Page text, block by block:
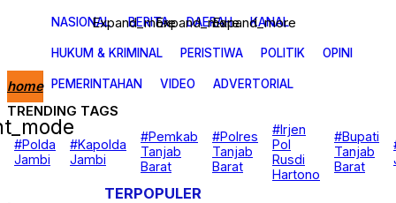
NASIONAL BERITA
Expand_more DAERAH
Expand_more KANAL
Expand_more
HUKUM & KRIMINAL PERISTIWA POLITIK OPINI
PEMERINTAHAN VIDEO ADVERTORIAL
home
Nasional
Berita
Daerah
Kanal
Peristiwa
TRENDING TAGS
#Polda
Jambi
#Kapolda
Jambi
#Pemkab
Tanjab
Barat
#Polres
Tanjab
Barat
#Irjen
Pol
Rusdi
Hartono
#Bupati
Tanjab
Barat
TERPOPULER